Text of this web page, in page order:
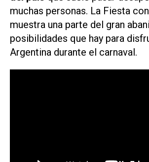
muchas personas. La Fiesta
muestra una parte del gran
posibilidades que hay para
Argentina durante el carnaval.